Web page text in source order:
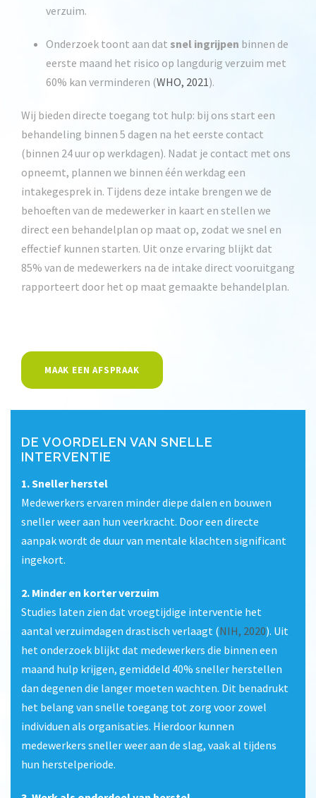
verzuim.
Onderzoek toont aan dat snel ingrijpen binnen de
eerste maand het risico op langdurig verzuim met
60% kan verminderen (WHO, 2021).
Wij bieden directe toegang tot hulp: bij ons start een
behandeling binnen 5 dagen na het eerste contact
(binnen 24 uur op werkdagen). Nadat je contact met ons
opneemt, plannen we binnen één werkdag een
intakegesprek in. Tijdens deze intake brengen we de
behoeften van de medewerker in kaart en stellen we
direct een behandelplan op maat op, zodat we snel en
effectief kunnen starten. Uit onze ervaring blijkt dat
85% van de medewerkers na de intake direct vooruitgang
rapporteert door het op maat gemaakte behandelplan.
MAAK EEN AFSPRAAK
DE VOORDELEN VAN SNELLE
INTERVENTIE
1. Sneller herstel
Medewerkers ervaren minder diepe dalen en bouwen
sneller weer aan hun veerkracht. Door een directe
aanpak wordt de duur van mentale klachten significant
ingekort.
2. Minder en korter verzuim
Studies laten zien dat vroegtijdige interventie het
aantal verzuimdagen drastisch verlaagt (NIH, 2020). Uit
het onderzoek blijkt dat medewerkers die binnen een
maand hulp krijgen, gemiddeld 40% sneller herstellen
dan degenen die langer moeten wachten. Dit benadrukt
het belang van snelle toegang tot zorg voor zowel
individuen als organisaties. Hierdoor kunnen
medewerkers sneller weer aan de slag, vaak al tijdens
hun herstelperiode.